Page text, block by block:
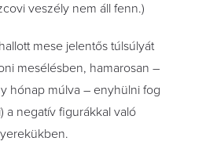
veszély nem áll fenn.)
mese jelentős túlsúlyát
mesélésben, hamarosan –
hónap múlva – enyhülni fog
a negatív figurákkal való